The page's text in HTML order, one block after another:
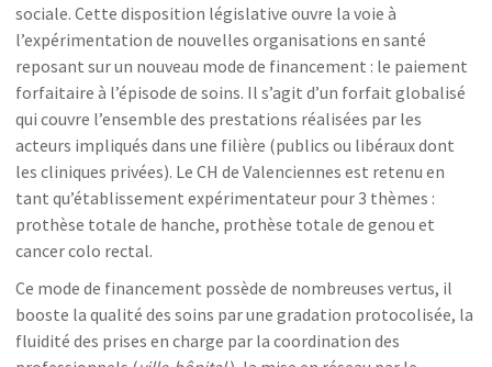
sociale. Cette disposition législative ouvre la voie à
l’expérimentation de nouvelles organisations en santé
reposant sur un nouveau mode de financement : le paiement
forfaitaire à l’épisode de soins. Il s’agit d’un forfait globalisé
qui couvre l’ensemble des prestations réalisées par les
acteurs impliqués dans une filière (publics ou libéraux dont
les cliniques privées). Le CH de Valenciennes est retenu en
tant qu’établissement expérimentateur pour 3 thèmes :
prothèse totale de hanche, prothèse totale de genou et
cancer colo rectal.
Ce mode de financement possède de nombreuses vertus, il
booste la qualité des soins par une gradation protocolisée, la
fluidité des prises en charge par la coordination des